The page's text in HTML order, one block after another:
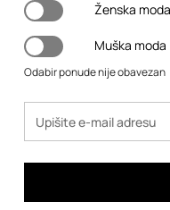
Ženska moda
Muška moda
Odabir ponude nije obavezan